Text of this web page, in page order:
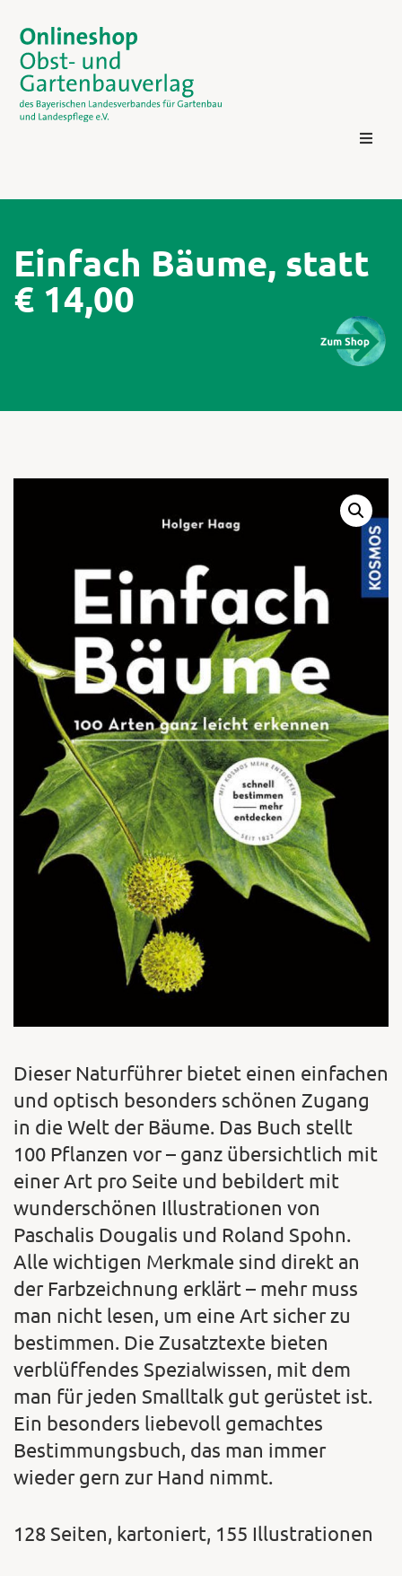
Kontakt
Zum
Einfach Bäume, statt
€ 14,00
Dieser Naturführer bietet einen einfachen
und optisch besonders schönen Zugang
in die Welt der Bäume. Das Buch stellt
100 Pflanzen vor – ganz übersichtlich mit
einer Art pro Seite und bebildert mit
wunderschönen Illustrationen von
Paschalis Dougalis und Roland Spohn.
Alle wichtigen Merkmale sind direkt an
der Farbzeichnung erklärt – mehr muss
man nicht lesen, um eine Art sicher zu
bestimmen. Die Zusatztexte bieten
verblüffendes Spezialwissen, mit dem
man für jeden Smalltalk gut gerüstet ist.
Ein besonders liebevoll gemachtes
Bestimmungsbuch, das man immer
wieder gern zur Hand nimmt.
128 Seiten, kartoniert, 155 Illustrationen